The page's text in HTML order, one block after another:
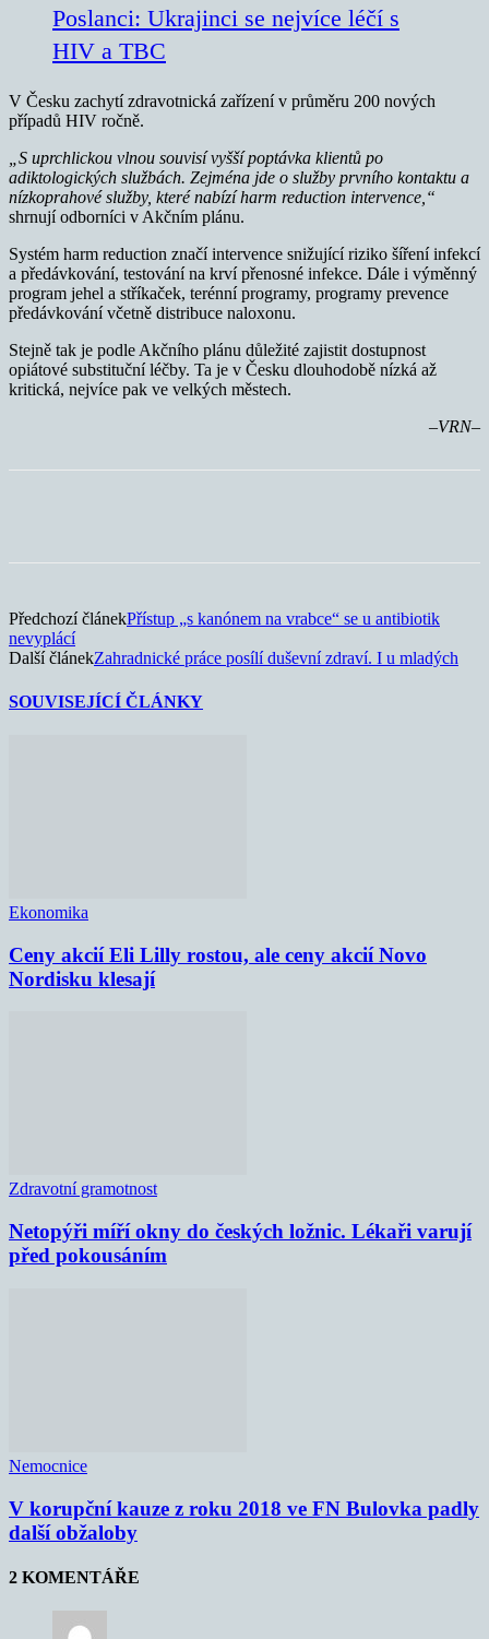
Poslanci: Ukrajinci se nejvíce léčí s
HIV a TBC
V Česku zachytí zdravotnická zařízení v průměru 200 nových
případů HIV ročně.
„S uprchlickou vlnou souvisí vyšší poptávka klientů po
adiktologických službách. Zejména jde o služby prvního kontaktu a
nízkoprahové služby, které nabízí harm reduction intervence,“
shrnují odborníci v Akčním plánu.
Systém harm reduction značí intervence snižující riziko šíření infekcí
a předávkování, testování na krví přenosné infekce. Dále i výměnný
program jehel a stříkaček, terénní programy, programy prevence
předávkování včetně distribuce naloxonu.
Stejně tak je podle Akčního plánu důležité zajistit dostupnost
opiátové substituční léčby. Ta je v Česku dlouhodobě nízká až
kritická, nejvíce pak ve velkých městech.
–VRN–
Předchozí článekPřístup „s kanónem na vrabce“ se u antibiotik
nevyplácí
Další článekZahradnické práce posílí duševní zdraví. I u mladých
SOUVISEJÍCÍ ČLÁNKY
Ekonomika
Ceny akcií Eli Lilly rostou, ale ceny akcií Novo
Nordisku klesají
Zdravotní gramotnost
Netopýři míří okny do českých ložnic. Lékaři varují
před pokousáním
Nemocnice
V korupční kauze z roku 2018 ve FN Bulovka padly
další obžaloby
2 KOMENTÁŘE